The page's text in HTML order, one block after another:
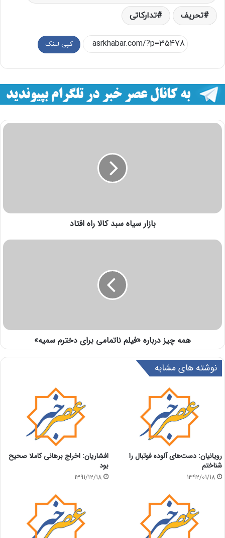
تحریف
تدارکاتی
کپی لینک
بازار سیاه سبد کالا راه افتاد
همه چیز درباره «فيلم ناتمامی برای دخترم سميه»
نوشته های مشابه
رویانیان: دست‌های آلوده فوتبال را
شناختم
1392/01/18
افشاریان: اخراج برهانی کاملا صحیح
بود
1391/12/18